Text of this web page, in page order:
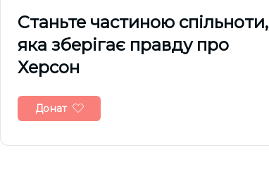
Cтаньте частиною спільноти,
яка зберігає правду про
Херсон
Донат